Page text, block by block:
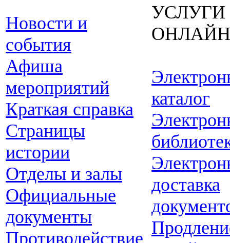
Новости и
события
Афиша
мероприятий
Краткая справка
Страницы
истории
Отделы и залы
Официальные
документы
Противодействие
УСЛУГИ
ОНЛАЙН
каталог
доставка